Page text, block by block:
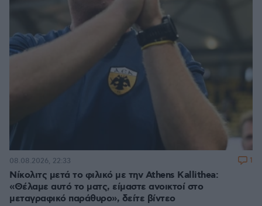
Νίκολιτς μετά το φιλικό με την Athens Kallithea:
«Θέλαμε αυτό το ματς, είμαστε ανοικτοί στο
μεταγραφικό παράθυρο», δείτε βίντεο
08.08.2026, 22:33 1